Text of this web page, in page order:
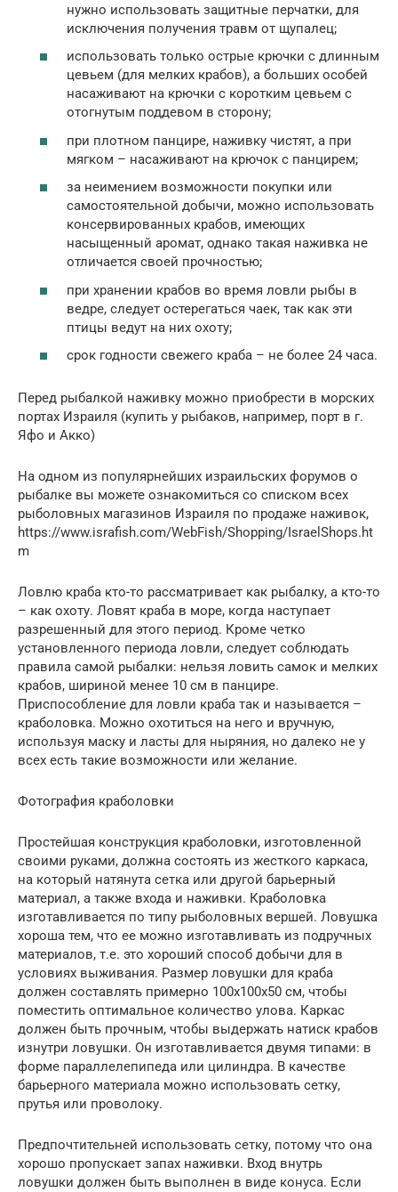
нужно использовать защитные перчатки, для
исключения получения травм от щупалец;
использовать только острые крючки с длинным
цевьем (для мелких крабов), а больших особей
насаживают на крючки с коротким цевьем с
отогнутым поддевом в сторону;
при плотном панцире, наживку чистят, а при
мягком – насаживают на крючок с панцирем;
за неимением возможности покупки или
самостоятельной добычи, можно использовать
консервированных крабов, имеющих
насыщенный аромат, однако такая наживка не
отличается своей прочностью;
при хранении крабов во время ловли рыбы в
ведре, следует остерегаться чаек, так как эти
птицы ведут на них охоту;
срок годности свежего краба – не более 24 часа.
Перед рыбалкой наживку можно приобрести в морских
портах Израиля (купить у рыбаков, например, порт в г.
Яфо и Акко)
На одном из популярнейших израильских форумов о
рыбалке вы можете ознакомиться со списком всех
рыболовных магазинов Израиля по продаже наживок,
https://www.israfish.com/WebFish/Shopping/IsraelShops.ht
m
Ловлю краба кто-то рассматривает как рыбалку, а кто-то
– как охоту. Ловят краба в море, когда наступает
разрешенный для этого период. Кроме четко
установленного периода ловли, следует соблюдать
правила самой рыбалки: нельзя ловить самок и мелких
крабов, шириной менее 10 см в панцире.
Приспособление для ловли краба так и называется –
краболовка. Можно охотиться на него и вручную,
используя маску и ласты для ныряния, но далеко не у
всех есть такие возможности или желание.
Фотография краболовки
Простейшая конструкция краболовки, изготовленной
своими руками, должна состоять из жесткого каркаса,
на который натянута сетка или другой барьерный
материал, а также входа и наживки. Краболовка
изготавливается по типу рыболовных вершей. Ловушка
хороша тем, что ее можно изготавливать из подручных
материалов, т.е. это хороший способ добычи для в
условиях выживания. Размер ловушки для краба
должен составлять примерно 100х100х50 см, чтобы
поместить оптимальное количество улова. Каркас
должен быть прочным, чтобы выдержать натиск крабов
изнутри ловушки. Он изготавливается двумя типами: в
форме параллелепипеда или цилиндра. В качестве
барьерного материала можно использовать сетку,
прутья или проволоку.
Предпочтительней использовать сетку, потому что она
хорошо пропускает запах наживки. Вход внутрь
ловушки должен быть выполнен в виде конуса. Если